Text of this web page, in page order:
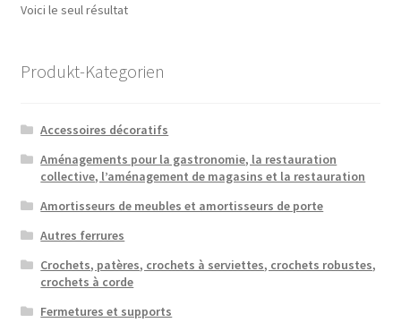
Voici le seul résultat
Produkt-Kategorien
Accessoires décoratifs
Aménagements pour la gastronomie, la restauration
collective, l’aménagement de magasins et la restauration
Amortisseurs de meubles et amortisseurs de porte
Autres ferrures
Crochets, patères, crochets à serviettes, crochets robustes,
crochets à corde
Fermetures et supports